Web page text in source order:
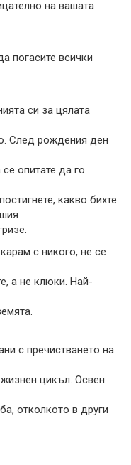
на вашата
погасите всички
си за цялата
След рождения ден
опитате да го
какво бихте
с никого, не се
а не клюки. Най-
с пречистването на
цикъл. Освен
отколкото в други